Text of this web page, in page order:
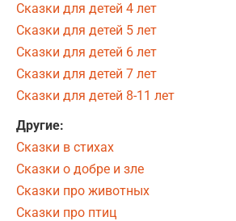
Сказки для детей 4 лет
Сказки для детей 5 лет
Сказки для детей 6 лет
Сказки для детей 7 лет
Сказки для детей 8-11 лет
Другие:
Сказки в стихах
Сказки о добре и зле
Сказки про животных
Сказки про птиц